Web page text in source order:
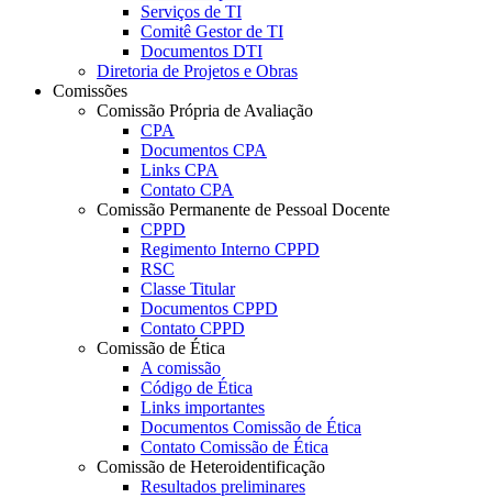
Serviços de TI
Comitê Gestor de TI
Documentos DTI
Diretoria de Projetos e Obras
Comissões
Comissão Própria de Avaliação
CPA
Documentos CPA
Links CPA
Contato CPA
Comissão Permanente de Pessoal Docente
CPPD
Regimento Interno CPPD
RSC
Classe Titular
Documentos CPPD
Contato CPPD
Comissão de Ética
A comissão
Código de Ética
Links importantes
Documentos Comissão de Ética
Contato Comissão de Ética
Comissão de Heteroidentificação
Resultados preliminares